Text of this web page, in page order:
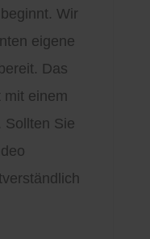
Wir
eigene
Das
mit einem
Sollten Sie